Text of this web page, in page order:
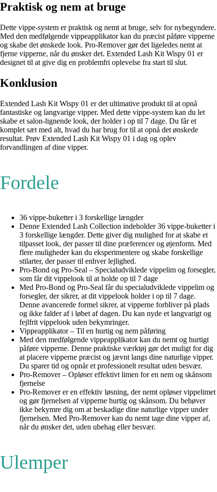
Praktisk og nem at bruge
Dette vippe-system er praktisk og nemt at bruge, selv for nybegyndere.
Med den medfølgende vippeapplikator kan du præcist påføre vipperne
og skabe det ønskede look. Pro-Remover gør det ligeledes nemt at
fjerne vipperne, når du ønsker det. Extended Lash Kit Wispy 01 er
designet til at give dig en problemfri oplevelse fra start til slut.
Konklusion
Extended Lash Kit Wispy 01 er det ultimative produkt til at opnå
fantastiske og langvarige vipper. Med dette vippe-system kan du let
skabe et salon-lignende look, der holder i op til 7 dage. Du får et
komplet sæt med alt, hvad du har brug for til at opnå det ønskede
resultat. Prøv Extended Lash Kit Wispy 01 i dag og oplev
forvandlingen af dine vipper.
Fordele
36 vippe-buketter i 3 forskellige længder
Denne Extended Lash Collection indeholder 36 vippe-buketter i
3 forskellige længder. Dette giver dig mulighed for at skabe et
tilpasset look, der passer til dine præferencer og øjenform. Med
flere muligheder kan du eksperimentere og skabe forskellige
stilarter, der passer til enhver lejlighed.
Pro-Bond og Pro-Seal – Specialudviklede vippelim og forsegler,
som får dit vippelook til at holde op til 7 dage
Med Pro-Bond og Pro-Seal får du specialudviklede vippelim og
forsegler, der sikrer, at dit vippelook holder i op til 7 dage.
Denne avancerede formel sikrer, at vipperne forbliver på plads
og ikke falder af i løbet af dagen. Du kan nyde et langvarigt og
fejlfrit vippelook uden bekymringer.
Vippeapplikator – Til en hurtig og nem påføring
Med den medfølgende vippeapplikator kan du nemt og hurtigt
påføre vipperne. Denne praktiske værktøj gør det muligt for dig
at placere vipperne præcist og jævnt langs dine naturlige vipper.
Du sparer tid og opnår et professionelt resultat uden besvær.
Pro-Remover – Opløser effektivt limen for en nem og skånsom
fjernelse
Pro-Remover er en effektiv løsning, der nemt opløser vippelimet
og gør fjernelsen af vipperne hurtig og skånsom. Du behøver
ikke bekymre dig om at beskadige dine naturlige vipper under
fjernelsen. Med Pro-Remover kan du nemt tage dine vipper af,
når du ønsker det, uden ubehag eller besvær.
Ulemper